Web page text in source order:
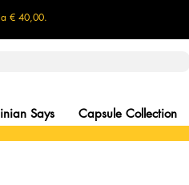
€ 40,00.
Says Capsule Collection